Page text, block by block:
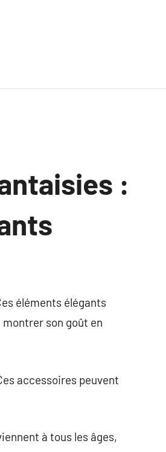
:
éléments élégants
son goût en
accessoires peuvent
à tous les âges,